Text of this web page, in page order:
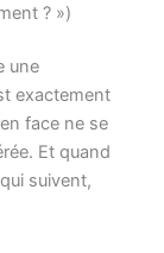
? »)
une
exactement
face ne se
Et quand
suivent,